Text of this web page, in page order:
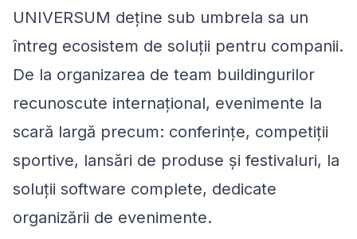
UNIVERSUM deține sub umbrela sa un
întreg ecosistem de soluții pentru companii.
De la organizarea de team buildingurilor
recunoscute internațional, evenimente la
scară largă precum: conferințe, competiții
sportive, lansări de produse și festivaluri, la
soluții software complete, dedicate
organizării de evenimente.